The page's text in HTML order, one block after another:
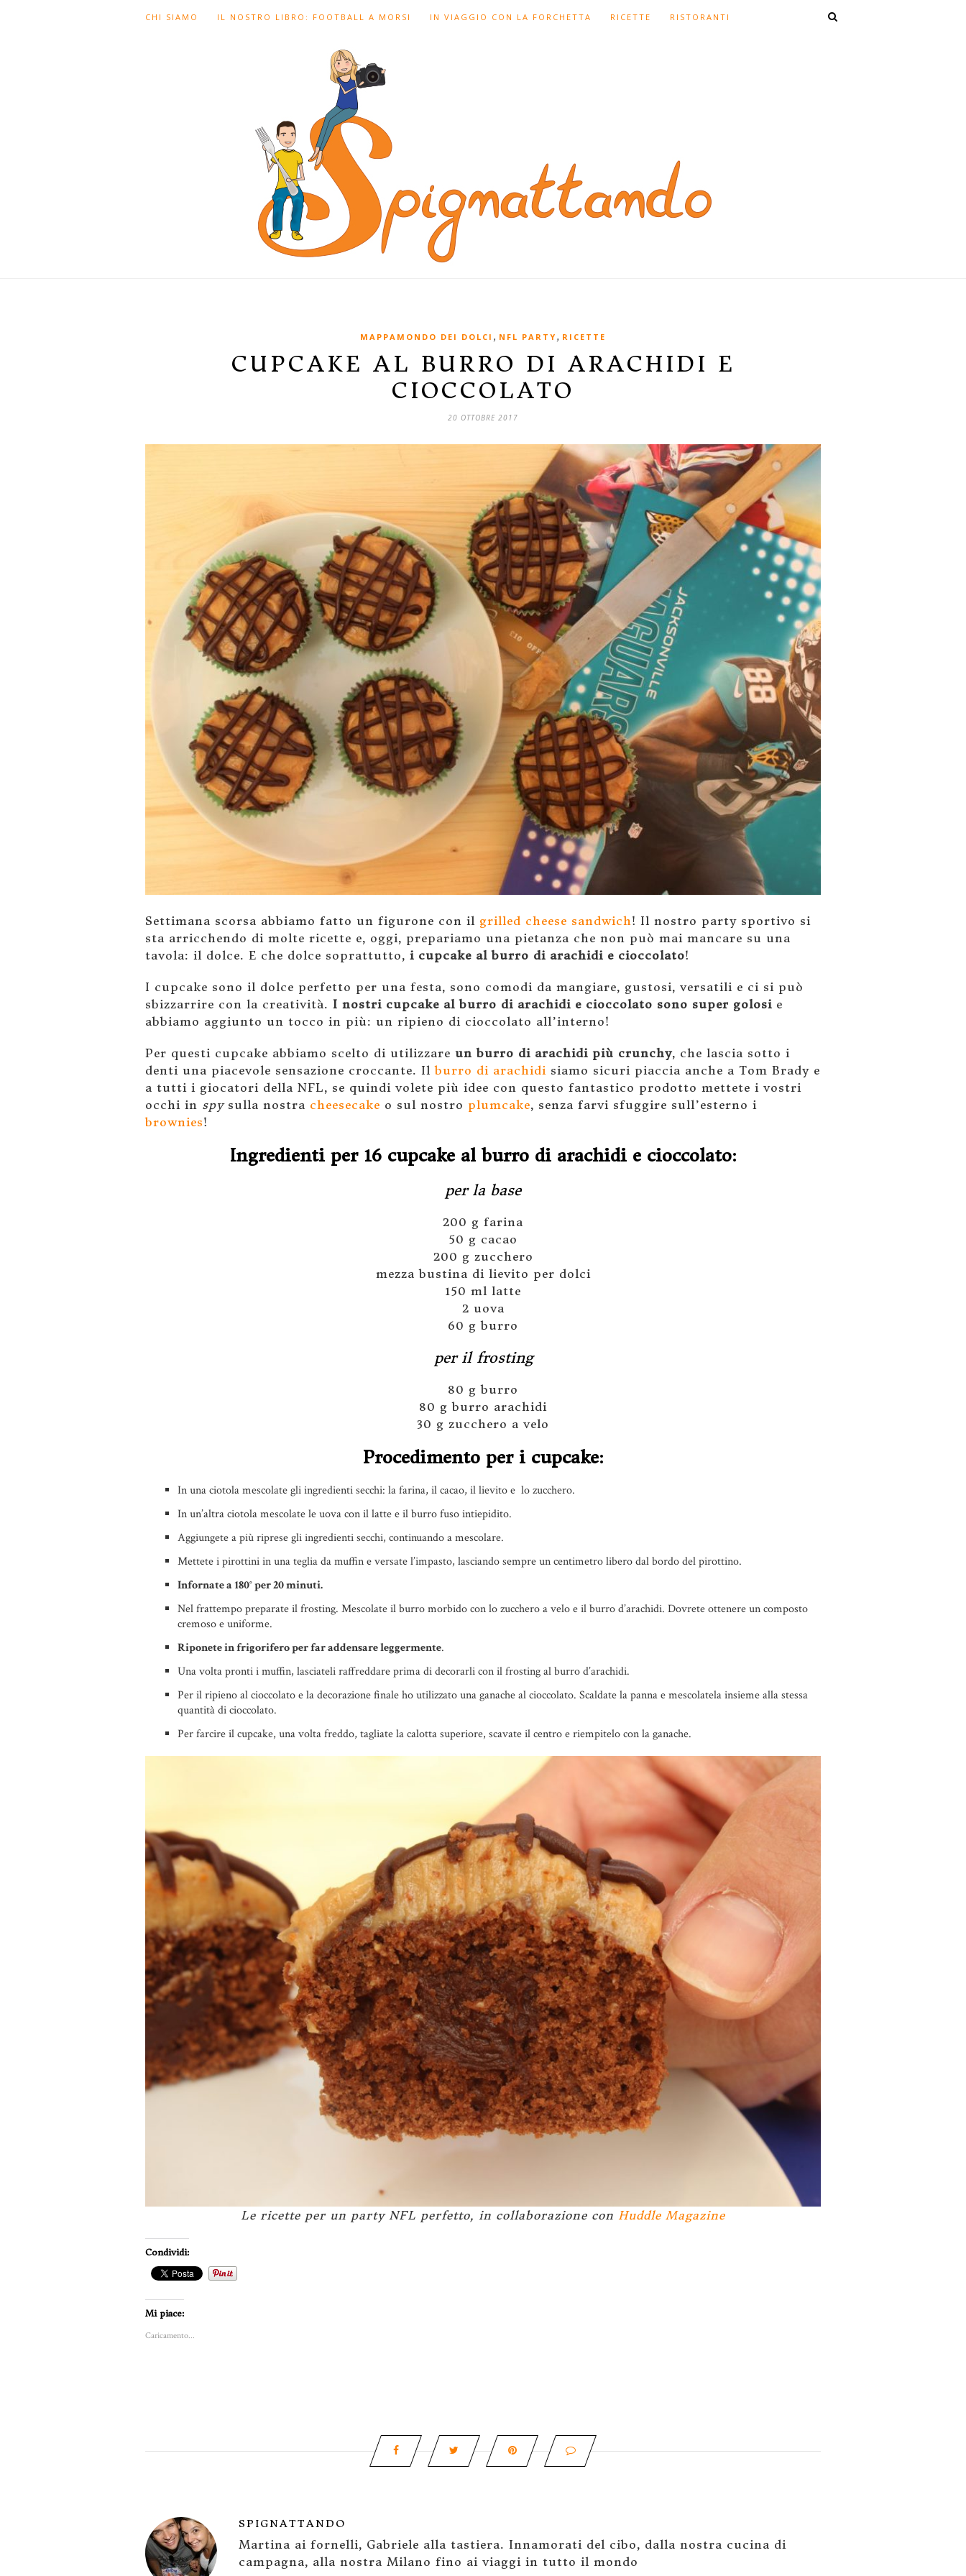
CHI SIAMO IL NOSTRO LIBRO: FOOTBALL A MORSI IN VIAGGIO CON LA FORCHETTA RICETTE RISTORANTI
MAPPAMONDO DEI DOLCI , NFL PARTY , RICETTE
CUPCAKE AL BURRO DI ARACHIDI E
CIOCCOLATO
20 OTTOBRE 2017
Settimana scorsa abbiamo fatto un figurone con il grilled cheese sandwich! Il nostro party sportivo si
sta arricchendo di molte ricette e, oggi, prepariamo una pietanza che non può mai mancare su una
tavola: il dolce. E che dolce soprattutto, i cupcake al burro di arachidi e cioccolato!
I cupcake sono il dolce perfetto per una festa, sono comodi da mangiare, gustosi, versatili e ci si può
sbizzarrire con la creatività. I nostri cupcake al burro di arachidi e cioccolato sono super golosi e
abbiamo aggiunto un tocco in più: un ripieno di cioccolato all’interno!
Per questi cupcake abbiamo scelto di utilizzare un burro di arachidi più crunchy, che lascia sotto i
denti una piacevole sensazione croccante. Ilburro di arachidi siamo sicuri piaccia anche a Tom Brady e
a tutti i giocatori della NFL, se quindi volete più idee con questo fantastico prodotto mettete i vostri
occhi in spysulla nostra cheesecake o sul nostro plumcake, senza farvi sfuggire sull’esterno i
brownies!
Ingredienti per 16 cupcake al burro di arachidi e cioccolato:
per la base
200 g farina
50 g cacao
200 g zucchero
mezza bustina di lievito per dolci
150 ml latte
2 uova
60 g burro
per il frosting
80 g burro
80 g burro arachidi
30 g zucchero a velo
Procedimento per i cupcake:
In una ciotola mescolate gli ingredienti secchi: la farina, il cacao, il lievito e lo zucchero.
In un’altra ciotola mescolate le uova con il latte e il burro fuso intiepidito.
Aggiungete a più riprese gli ingredienti secchi, continuando a mescolare.
Mettete i pirottini in una teglia da muffin e versate l’impasto, lasciando sempre un centimetro libero dal bordo del pirottino.
Infornate a 180° per 20 minuti.
Nel frattempo preparate il frosting. Mescolate il burro morbido con lo zucchero a velo e il burro d’arachidi. Dovrete ottenere un composto
cremoso e uniforme.
Riponete in frigorifero per far addensare leggermente.
Una volta pronti i muffin, lasciateli raffreddare prima di decorarli con il frosting al burro d’arachidi.
Per il ripieno al cioccolato e la decorazione finale ho utilizzato una ganache al cioccolato. Scaldate la panna e mescolatela insieme alla stessa
quantità di cioccolato.
Per farcire il cupcake, una volta freddo, tagliate la calotta superiore, scavate il centro e riempitelo con la ganache.
Le ricette per un party NFL perfetto, in collaborazione con Huddle Magazine
Condividi:
Mi piace:
Caricamento...
SPIGNATTANDO
Martina ai fornelli, Gabriele alla tastiera. Innamorati del cibo, dalla nostra cucina di
campagna, alla nostra Milano fino ai viaggi in tutto il mondo